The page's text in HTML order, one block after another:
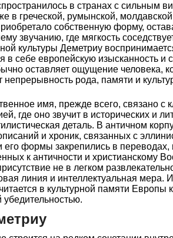
в странах с сильным
в греческой, румынской, молдавской
собственную форму,
звучанию, где мягкость
культуры Деметриу
себе европейскую изысканность и
оставляет ощущение человека,
рода, памяти и
имя, прежде всего, связано с
где оно звучит в исторических и
деталь. В античном
и хроник, связанных с
его формы закрепились в переводах,
к античности и христианскому
не в легком
линия и интеллектуальная мера.
в культурной памяти Европы